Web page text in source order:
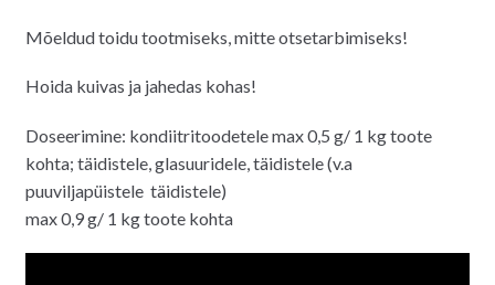
Mõeldud toidu tootmiseks, mitte otsetarbimiseks!
Hoida kuivas ja jahedas kohas!
Doseerimine: kondiitritoodetele max 0,5 g/ 1 kg toote
kohta; täidistele, glasuuridele, täidistele (v.a
puuviljapüistele täidistele)
max 0,9 g/ 1 kg toote kohta